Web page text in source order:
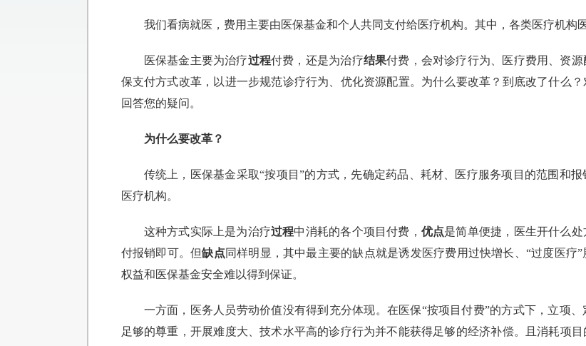
我们看病就医，费用主要由医保基金和个人共同支付给医疗机构。其中，各类医疗机构
医保基金主要为治疗过程付费，还是为治疗结果付费，会对诊疗行为、医疗费用、资
保支付方式改革，以进一步规范诊疗行为、优化资源配置。为什么要改革？到底改了什么
回答您的疑问。
为什么要改革？
传统上，医保基金采取“按项目”的方式，先确定药品、耗材、医疗服务项目的范围和
医疗机构。
这种方式实际上是为治疗过程中消耗的各个项目付费， 优点是简单便捷，医生开什么
付报销即可。但缺点同样明显，其中最主要的缺点就是诱发医疗费用过快增长、“过度医疗
权益和医保基金安全难以得到保证。
一方面，医务人员劳动价值没有得到充分体现。在医保“按项目付费”的方式下，立项
足够的尊重，开展难度大、技术水平高的诊疗行为并不能获得足够的经济补偿。且消耗项